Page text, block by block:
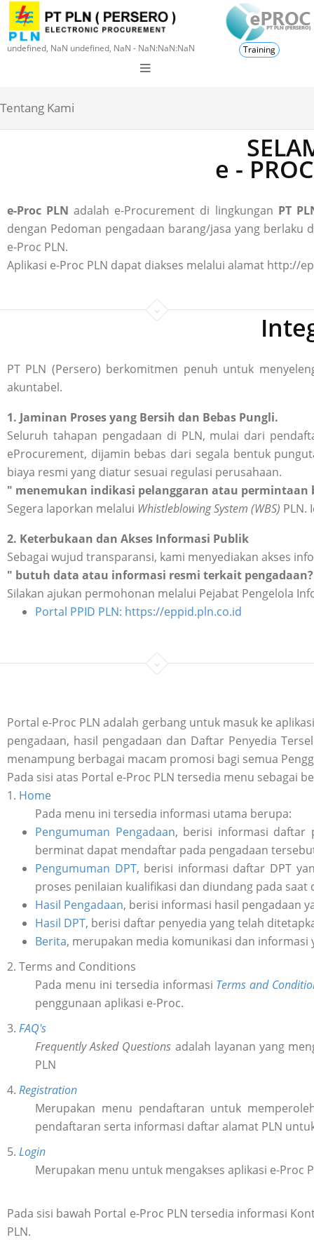
undefined, NaN undefined, NaN - NaN:NaN:NaN Training
Tentang Kami
e -
e-Proc PLN adalah e-Procurement di lingkungan PT
dengan Pedoman pengadaan barang/jasa yang berlaku
e-Proc PLN.
Aplikasi e-Proc PLN dapat diakses melalui alamat http://
PT PLN (Persero) berkomitmen penuh untuk
akuntabel.
1. Jaminan Proses yang Bersih dan Bebas Pungli.
Seluruh tahapan pengadaan di PLN, mulai dari
eProcurement, dijamin bebas dari segala bentuk
biaya resmi yang diatur sesuai regulasi perusahaan.
" menemukan indikasi pelanggaran atau permintaan
Segera laporkan melalui Whistleblowing System (WBS) PLN.
2. Keterbukaan dan Akses Informasi Publik
Sebagai wujud transparansi, kami menyediakan akses
" butuh data atau informasi resmi terkait
Silakan ajukan permohonan melalui Pejabat Pengelola
Portal PPID PLN: https://eppid.pln.co.id
Portal e-Proc PLN adalah gerbang untuk masuk ke
pengadaan, hasil pengadaan dan Daftar Penyedia
menampung berbagai macam promosi bagi semua
Pada sisi atas Portal e-Proc PLN tersedia menu sebagai
1. Home
Pada menu ini tersedia informasi utama berupa:
Pengumuman Pengadaan, berisi informasi daftar
berminat dapat mendaftar pada pengadaan
Pengumuman DPT, berisi informasi daftar DPT
proses penilaian kualifikasi dan diundang pada
Hasil Pengadaan, berisi informasi hasil pengadaan
Hasil DPT, berisi daftar penyedia yang telah
Berita, merupakan media komunikasi dan
2. Terms and Conditions
Pada menu ini tersedia informasi Terms and
penggunaan aplikasi e-Proc.
3. FAQ's
Frequently Asked Questions adalah layanan yang
PLN
4. Registration
Merupakan menu pendaftaran untuk
pendaftaran serta informasi daftar alamat PLN
5. Login
Merupakan menu untuk mengakses aplikasi e-
Pada sisi bawah Portal e-Proc PLN tersedia informasi
PLN.